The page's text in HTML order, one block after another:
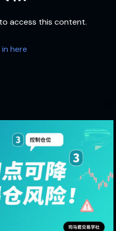
access this content.
here